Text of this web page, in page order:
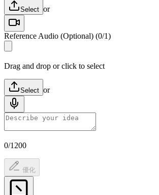
Select or
Reference Audio (Optional) (0/1)
Drag and drop or click to select
Select or
0/1200
優化